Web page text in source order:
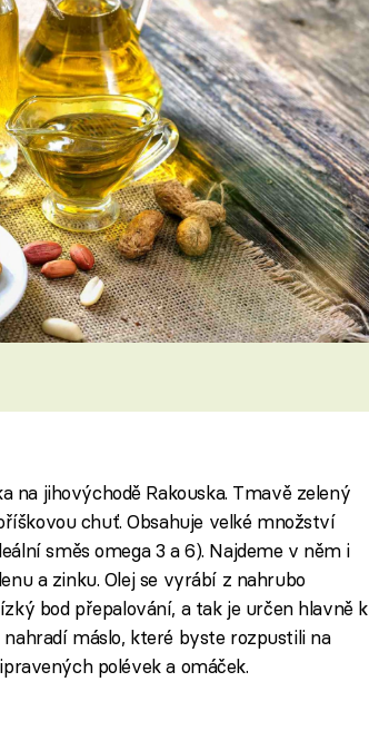
na jihovýchodě Rakouska. Tmavě zelený
chuť. Obsahuje velké množství
směs omega 3 a 6). Najdeme v něm i
a zinku. Olej se vyrábí z nahrubo
bod přepalování, a tak je určen hlavně k
máslo, které byste rozpustili na
polévek a omáček.